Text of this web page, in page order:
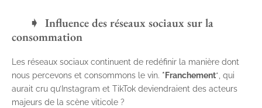
Influence des réseaux sociaux sur la
consommation
Les réseaux sociaux continuent de redéfinir la manière dont
nous percevons et consommons le vin. *Franchement*, qui
aurait cru qu’Instagram et TikTok deviendraient des acteurs
majeurs de la scène viticole ?